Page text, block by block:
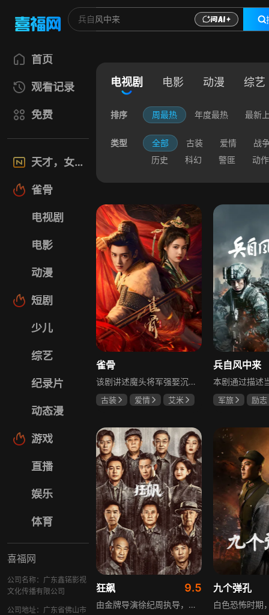
首页
观看记录
免费
天才，女友
雀骨
电视剧
电影
动漫
短剧
少儿
综艺
纪录片
动态漫
游戏
直播
娱乐
体育
喜福网
公司名称：广东鑫锘影视
文化传播有限公司
公司地址：广东省佛山市
电视剧 电影 动漫 综艺
排序 周最热 年度最热 最新
类型 全部 古装 爱情
战
历史
科幻 警匪 动作
雀骨
该剧讲述魔头将军强娶沉迷机关术的财迷假千金，两人从契约夫妻起步，在生死局中互扒马甲，爱意与杀意交织共生。过程中他们揭露朝堂阴谋，破解生死乱局，最终共同守护家国太平，融合了权谋、爱情、冒险等多重元素，情节跌宕起伏。
古装 爱情
艾米
兵自风中来
军旅
励志
狂飙 9.5
由金牌导演徐纪周执导，张译、张颂文、李一桐、张志坚、吴刚领衔主演，倪大红、韩童生、李建义特邀主演的中央政法委重点项目。一部扫黑除恶坚决斗争的回忆录，横跨20年的群像叙事全景式展现时代变迁下的黑白较量与复杂人性。
九个弹孔